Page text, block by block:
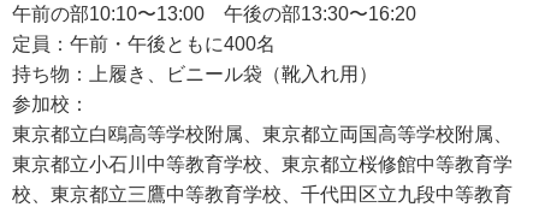
午前の部10:10〜13:00 午後の部13:30〜16:20
定員：午前・午後ともに400名
持ち物：上履き、ビニール袋（靴入れ用）
参加校：
東京都立白鴎高等学校附属、東京都立両国高等学校附属、
東京都立小石川中等教育学校、東京都立桜修館中等教育学
校、東京都立三鷹中等教育学校、千代田区立九段中等教育